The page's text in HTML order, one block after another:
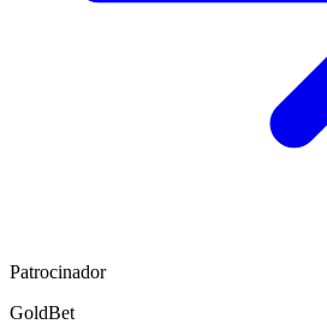
Patrocinador
GoldBet